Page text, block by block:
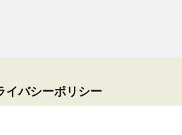
イバシーポリシー